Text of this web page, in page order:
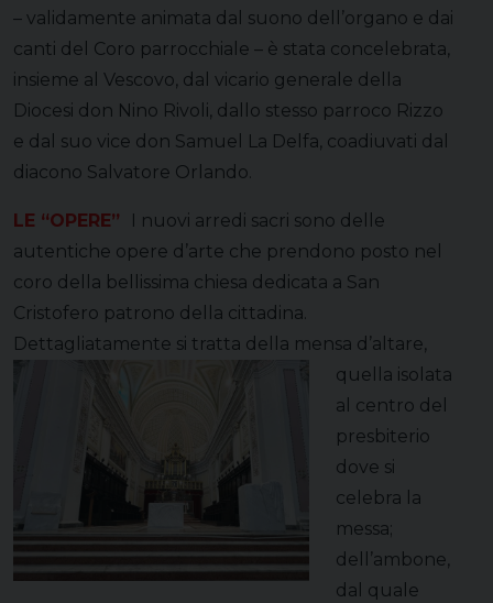
– validamente animata dal suono dell’organo e dai
canti del Coro parrocchiale – è stata concelebrata,
insieme al Vescovo, dal vicario generale della
Diocesi don Nino Rivoli, dallo stesso parroco Rizzo
e dal suo vice don Samuel La Delfa, coadiuvati dal
diacono Salvatore Orlando.
LE “OPERE”
I nuovi arredi sacri sono delle
autentiche opere d’arte che prendono posto nel
coro della bellissima chiesa dedicata a San
Cristofero patrono della cittadina.
Dettagliatamente si tratta della mensa d’altare,
quella isolata
al centro del
presbiterio
dove si
celebra la
messa;
dell’ambone,
dal quale